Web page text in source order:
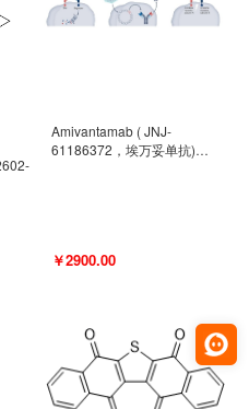
Amivantamab ( JNJ-
61186372，埃万妥单抗)
￥2900.00